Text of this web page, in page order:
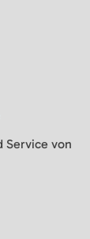
Service von